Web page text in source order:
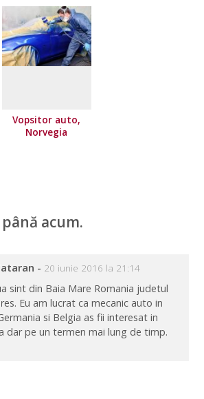
Vopsitor auto,
Norvegia
acum.
- 20 iunie 2016 la 21:14
sint din Baia Mare Romania judetul
Eu am lucrat ca mecanic auto in
si Belgia as fii interesat in
dar pe un termen mai lung de timp.